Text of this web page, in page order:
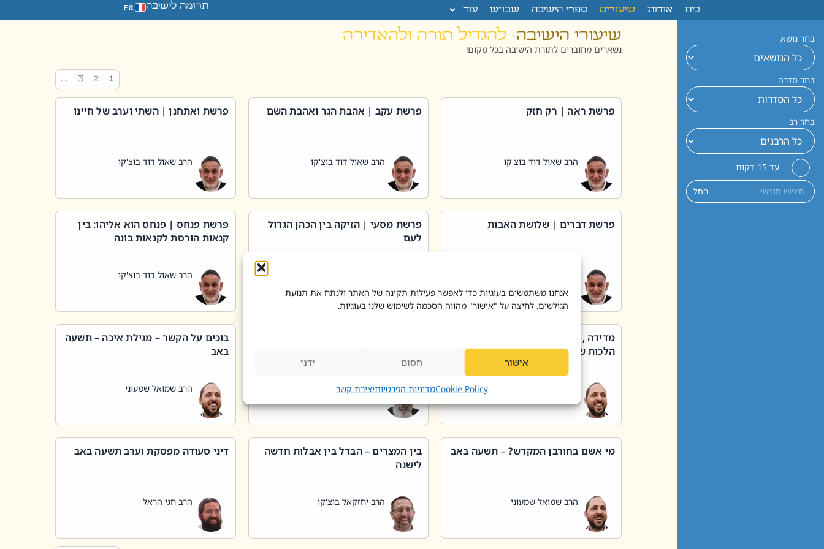
אנחנו משתמשים בעוגיות כדי לאפשר פעילות תקינה של האתר ולנתח את תנועת
הגולשים. לחיצה על "אישור" מהווה הסכמה לשימוש שלנו בעוגיות.
אישור חסום ידני
Cookie Policyמדיניות הפרטיותיצירת קשר
בית אודות שיעורים ספרי הישיבה שבו”ש עוד תרומה לישיבה FR
בחר נושא
בחר סדרה
בחר רב
עד 15 דקות
החל
שיעורי הישיבה· להגדיל תורה ולהאדירה
נשארים מחוברים לתורת הישיבה בכל מקום!
1
2
3
…
פרשת ראה | רק חזק
הרב שאול דוד בוצ'קו
פרשת עקב | אהבת הגר ואהבת השם
הרב שאול דוד בוצ'קו
פרשת ואתחנן | השתי וערב של חיינו
הרב שאול דוד בוצ'קו
פרשת דברים | שלושת האבות
פרשת מסעי | הזיקה בין הכהן הגדול
לעם
פרשת פנחס | פנחס הוא אליהו: בין
קנאות הורסת לקנאות בונה
הרב שאול דוד בוצ'קו
מדידה , קניה , שטיפת כלים בשבת –
הלכות שבת – סימן שכג
הרב יאיר בידני
בוכים על הקשר – מגילת איכה – תשעה
באב
הרב שמואל שמעוני
מי אשם בחורבן המקדש? – תשעה באב
הרב שמואל שמעוני
בין המצרים – הבדל בין אבלות חדשה
לישנה
הרב יחזקאל בוצ'קו
דיני סעודה מפסקת וערב תשעה באב
הרב חגי הראל